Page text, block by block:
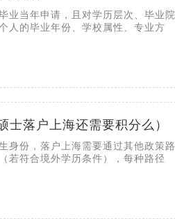
业当年申请，且对学历层次、毕业院
人的毕业年份、学校属性、专业方
落户上海还需要积分么）
身份，落户上海需要通过其他政策路
若符合境外学历条件），每种路径